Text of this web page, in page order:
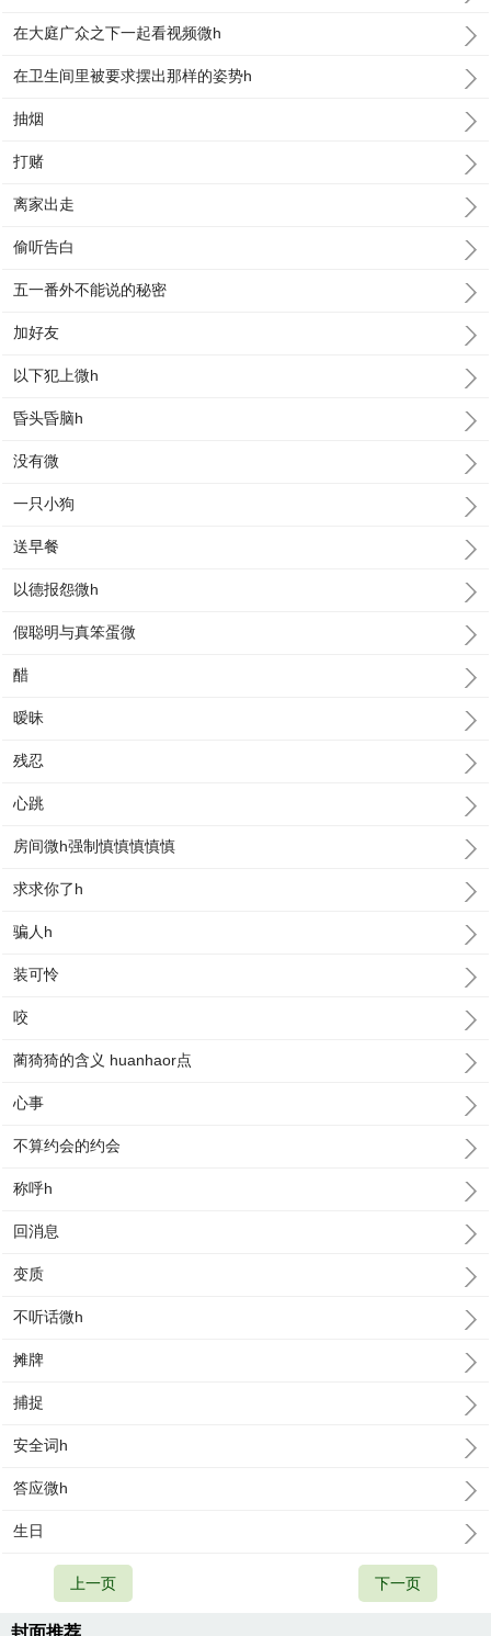
在大庭广众之下一起看视频微h
在卫生间里被要求摆出那样的姿势h
抽烟
打赌
离家出走
偷听告白
五一番外不能说的秘密
加好友
以下犯上微h
昏头昏脑h
没有微
一只小狗
送早餐
以德报怨微h
假聪明与真笨蛋微
醋
暧昧
残忍
心跳
房间微h强制慎慎慎慎慎
求求你了h
骗人h
装可怜
咬
蔺猗猗的含义 huanhaor点
心事
不算约会的约会
称呼h
回消息
变质
不听话微h
摊牌
捕捉
安全词h
答应微h
生日
上一页 下一页
封面推荐